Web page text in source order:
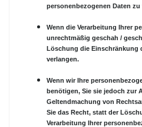
personenbezogenen Daten zu
Wenn die Verarbeitung Ihrer
unrechtmäßig geschah /
Löschung die Einschränkung
verlangen.
Wenn wir Ihre
benötigen, Sie sie jedoch zur
Geltendmachung von
Sie das Recht, statt der
Verarbeitung Ihrer